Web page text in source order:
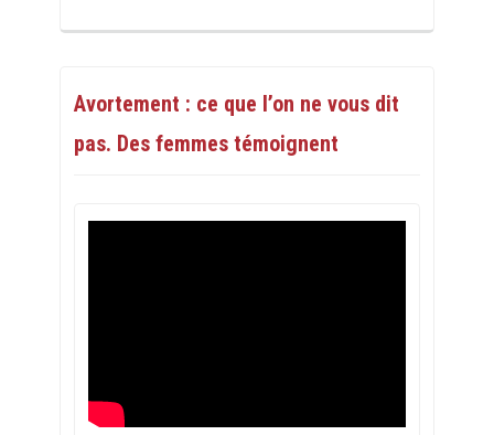
Avortement : ce que l’on ne vous dit
pas. Des femmes témoignent